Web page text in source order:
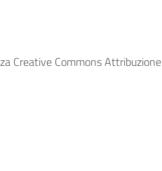
Creative Commons Attribuzione